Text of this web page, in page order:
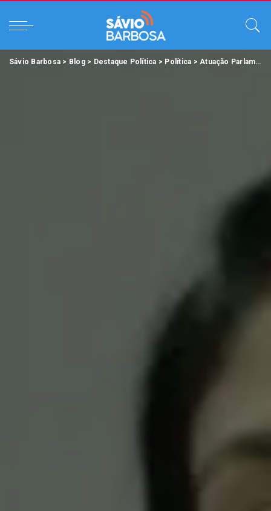
Sávio Barbosa > Blog> Destaque Política > Política >Atuação Parlamentar